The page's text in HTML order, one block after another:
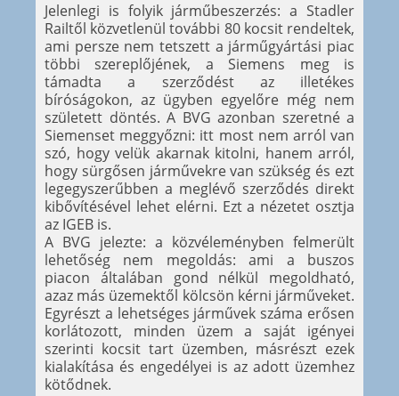
Jelenlegi is folyik járműbeszerzés: a Stadler
Railtől közvetlenül további 80 kocsit rendeltek,
ami persze nem tetszett a járműgyártási piac
többi szereplőjének, a Siemens meg is
támadta a szerződést az illetékes
bíróságokon, az ügyben egyelőre még nem
született döntés. A BVG azonban szeretné a
Siemenset meggyőzni: itt most nem arról van
szó, hogy velük akarnak kitolni, hanem arról,
hogy sürgősen járművekre van szükség és ezt
legegyszerűbben a meglévő szerződés direkt
kibővítésével lehet elérni. Ezt a nézetet osztja
az IGEB is.
A BVG jelezte: a közvéleményben felmerült
lehetőség nem megoldás: ami a buszos
piacon általában gond nélkül megoldható,
azaz más üzemektől kölcsön kérni járműveket.
Egyrészt a lehetséges járművek száma erősen
korlátozott, minden üzem a saját igényei
szerinti kocsit tart üzemben, másrészt ezek
kialakítása és engedélyei is az adott üzemhez
kötődnek.